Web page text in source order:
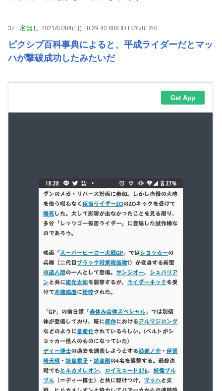
37 : 名無し 2021/07/04(日) 18:29:42.888 ID:L0Yz8L2r0
ピクシブ百科事典によると、平成ライダーだとマッ
ハが撃破成功したみたいだ